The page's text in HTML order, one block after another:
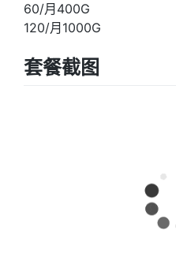
60/月400G
120/月1000G
套餐截图